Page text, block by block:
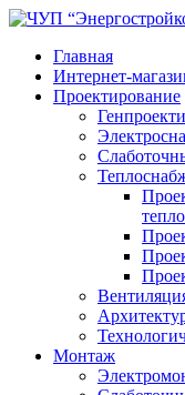
Главная
Интернет-
Проектирование
Монтаж